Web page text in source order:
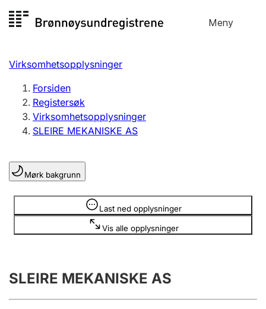
til
Meny
Registersøk
Aksjeselskap
Enkeltpersonforetak
Registrere, endre, slette
Lag og forening
Registrere, endre, slette
Innsending og forsinkelsesgebyr
Virksomhetsopplysninger
Forsiden
Registersøk
Virksomhetsopplysninger
SLEIRE MEKANISKE AS
Mørk bakgrunn
Last ned opplysninger
Vis alle opplysninger
Opplysninger er skjult
SLEIRE MEKANISKE AS